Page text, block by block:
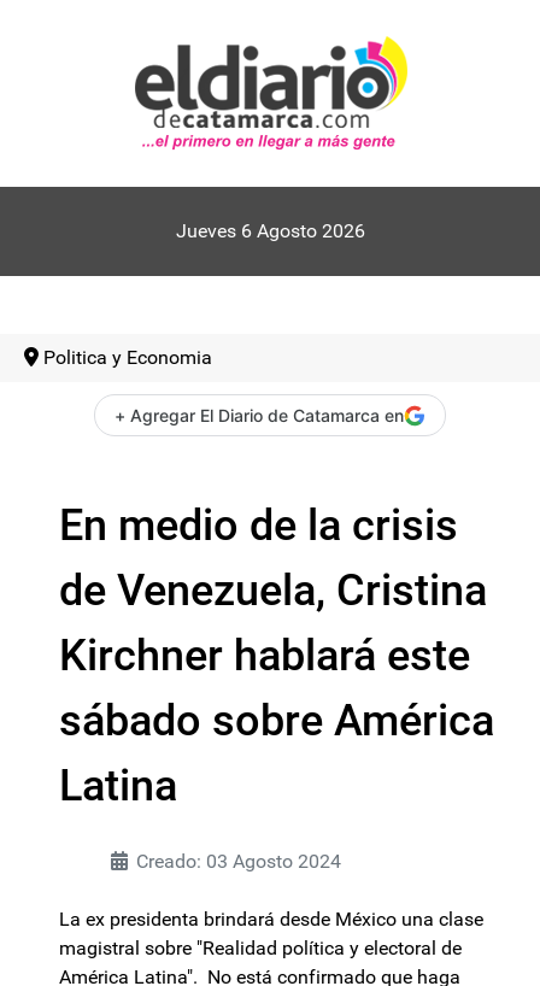
Jueves 6 Agosto 2026
Politica y Economia
+ Agregar El Diario de Catamarca en
En medio de la crisis
de Venezuela, Cristina
Kirchner hablará este
sábado sobre América
Latina
Creado: 03 Agosto 2024
La ex presidenta brindará desde México una clase
magistral sobre "Realidad política y electoral de
América Latina". No está confirmado que haga